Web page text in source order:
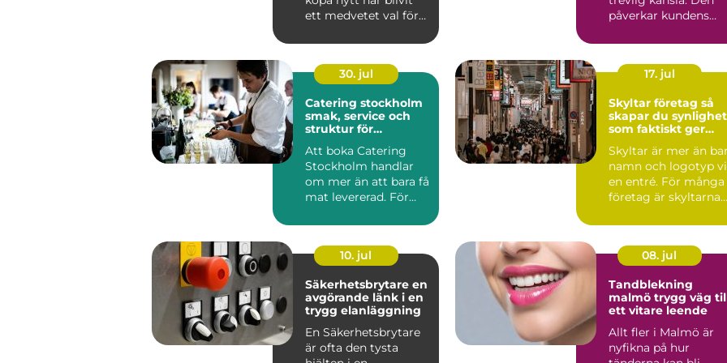
ett medvetet val för
påverkar kundens
län...
30. jul
Catering stockholm
smak, service och
struktur för
Att boka Catering
Stockholm handlar
om mer än att bara få
mat levererad. För
röda...
17. jul
Skyltar företag så
skapar du synlighet
som faktiskt ger
Skyltar är mer än
namn och logotyp
en entré. För många
företag är skyltarna
10. jul
Säkerhetsbrytare en
avgörande länk i en
trygg elanläggning
En Säkerhetsbrytare
är ofta den tysta
08. jul
Tandblekning
malmö trygg väg till
ett vitare leende
Allt fler i Malmö är
nyfikna på hur